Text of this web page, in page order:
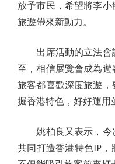
放予市民，希望將李
旅遊帶來新動力。
出席活動的立法會
至，相信展覽會成為
旅客都喜歡深度旅遊
掘香港特色，好好運用
姚柏良又表示，今
共同打造香港特色IP，